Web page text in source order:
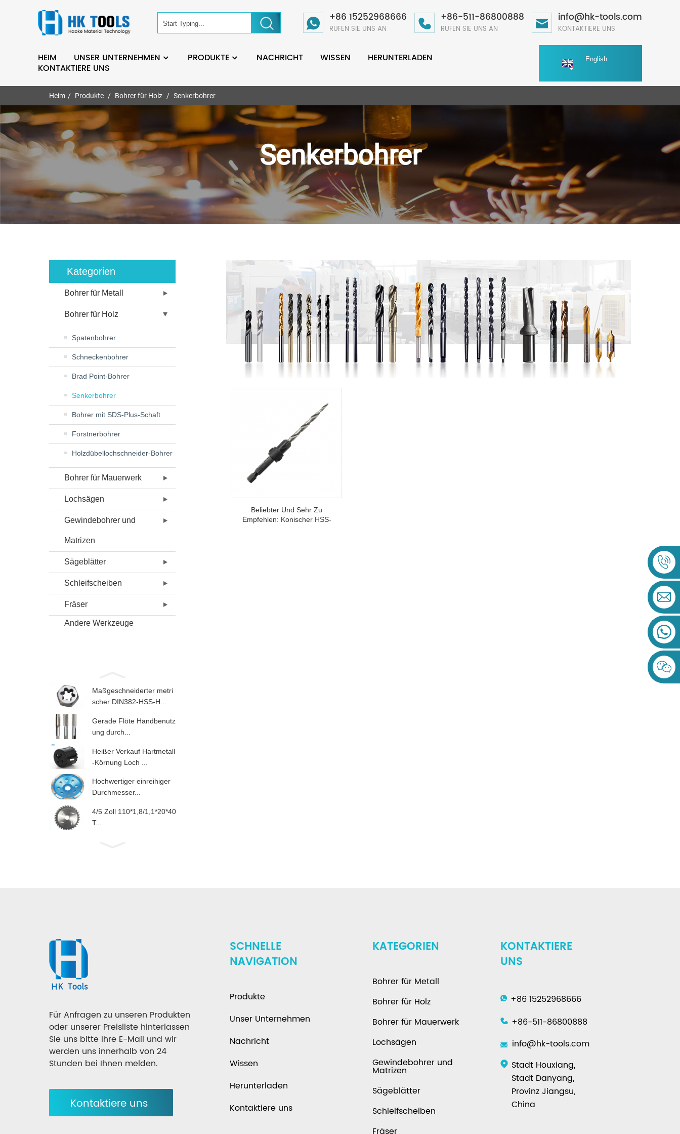
+86 15252968666
RUFEN SIE UNS AN
+86-511-86800888
RUFEN SIE UNS AN
info@hk-tools.com
KONTAKTIERE UNS
HEIM UNSER UNTERNEHMEN PRODUKTE NACHRICHT WISSEN
HERUNTERLADEN
KONTAKTIERE UNS
English
Heim Produkte Bohrer für Holz Senkerbohrer
Senkerbohrer
Kategorien
Bohrer für Metall
Bohrer für Holz
Spatenbohrer
Schneckenbohrer
Brad Point-Bohrer
Senkerbohrer
Bohrer mit SDS-Plus-Schaft
Forstnerbohrer
Holzdübellochschneider-Bohrer
Bohrer für Mauerwerk
Lochsägen
Gewindebohrer und
Matrizen
Sägeblätter
Schleifscheiben
Fräser
Andere Werkzeuge
Maßgeschneiderter metri
scher DIN382-HSS-H...
Gerade Flöte Handbenutz
ung durch...
Heißer Verkauf Hartmetall
-Körnung Loch ...
Hochwertiger einreihiger
Durchmesser...
4/5 Zoll 110*1,8/1,1*20*40
T...
Beliebter Und Sehr Zu
Empfehlen: Konischer HSS-
Für Anfragen zu unseren Produkten
oder unserer Preisliste hinterlassen
Sie uns bitte Ihre E-Mail und wir
werden uns innerhalb von 24
Stunden bei Ihnen melden.
Kontaktiere uns
SCHNELLE
NAVIGATION
Produkte
Unser Unternehmen
Nachricht
Wissen
Herunterladen
Kontaktiere uns
KATEGORIEN
Bohrer für Metall
Bohrer für Holz
Bohrer für Mauerwerk
Lochsägen
Gewindebohrer und
Matrizen
Sägeblätter
Schleifscheiben
Fräser
KONTAKTIERE
UNS
+86 15252968666
+86-511-86800888
info@hk-tools.com
Stadt Houxiang,
Stadt Danyang,
Provinz Jiangsu,
China